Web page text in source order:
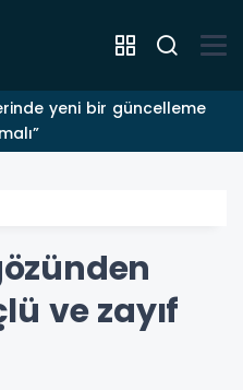
ve zayıf